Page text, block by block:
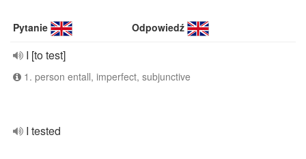
Pytanie Odpowiedź
I [to test]
1. person entall, imperfect, subjunctive
I tested